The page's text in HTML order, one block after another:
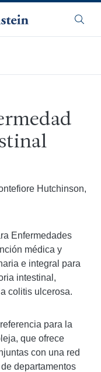
Hutchinson,
Enfermedades
médica y
e integral para
intestinal,
colitis ulcerosa.
para la
que ofrece
con una red
departamentos